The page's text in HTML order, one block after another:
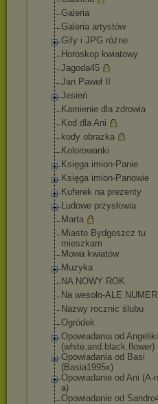
Galeria
Galeria artystów
Gify i JPG różne
Horoskop kwiatowy
Jagoda45
Jan Paweł II
Jesień
Kamienie dla zdrowia
Kod dla Ani
kody obrazka
Kolorowanki
Księga imion-Panie
Księga imion-Panowie
Kuferek na prezenty
Ludowe przysłowia
Marta
Miasto Bydgoszcz tu
mieszkam
Mowa kwiatów
Muzyka
NA NOWY ROK
Na wesoło-ALE NUMER
Nazwy rocznic ślubu
Ogródek
Opowiadania od Angeliki
(white.and.black.flower)
Opowiadania od Basi
(Basia1995x)
Opowiadanie od Ani (A-
a)
Opowiadanie od